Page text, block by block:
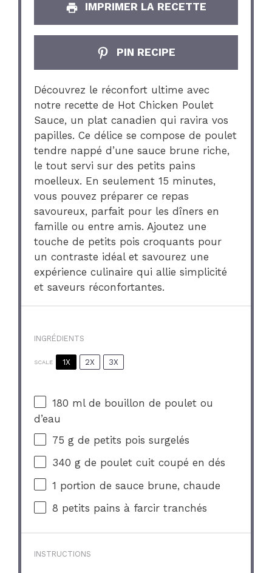
IMPRIMER LA RECETTE
PIN RECIPE
Découvrez le réconfort ultime avec
notre recette de Hot Chicken Poulet
Sauce, un plat canadien qui ravira vos
papilles. Ce délice se compose de poulet
tendre nappé d’une sauce brune riche,
le tout servi sur des petits pains
moelleux. En seulement 15 minutes,
vous pouvez préparer ce repas
savoureux, parfait pour les dîners en
famille ou entre amis. Ajoutez une
touche de petits pois croquants pour
un contraste idéal et savourez une
expérience culinaire qui allie simplicité
et saveurs réconfortantes.
INGRÉDIENTS
SCALE 1X 2X 3X
180 ml de bouillon de poulet ou
d’eau
75 g de petits pois surgelés
340 g de poulet cuit coupé en dés
1 portion de sauce brune, chaude
8 petits pains à farcir tranchés
INSTRUCTIONS